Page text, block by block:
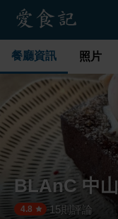
餐廳資訊 照片
BLAnC 中山
4.8 ·15則評論